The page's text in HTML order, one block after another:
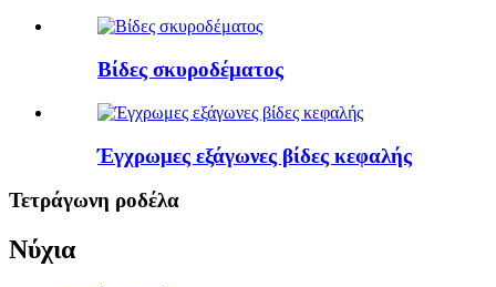
Βίδες σκυροδέματος
Έγχρωμες εξάγωνες βίδες κεφαλής
Τετράγωνη ροδέλα
Νύχια